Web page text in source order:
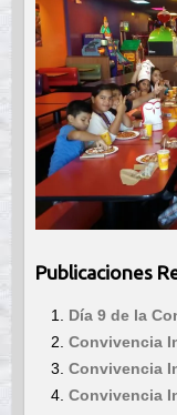
Publicaciones
Día 9 de la
Convivencia
Convivencia
Convivencia